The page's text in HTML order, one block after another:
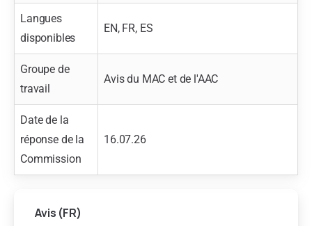
Langues
disponibles
EN, FR, ES
Groupe de
travail
Avis du MAC et de l'AAC
Date de la
réponse de la
Commission
16.07.26
Avis (FR)